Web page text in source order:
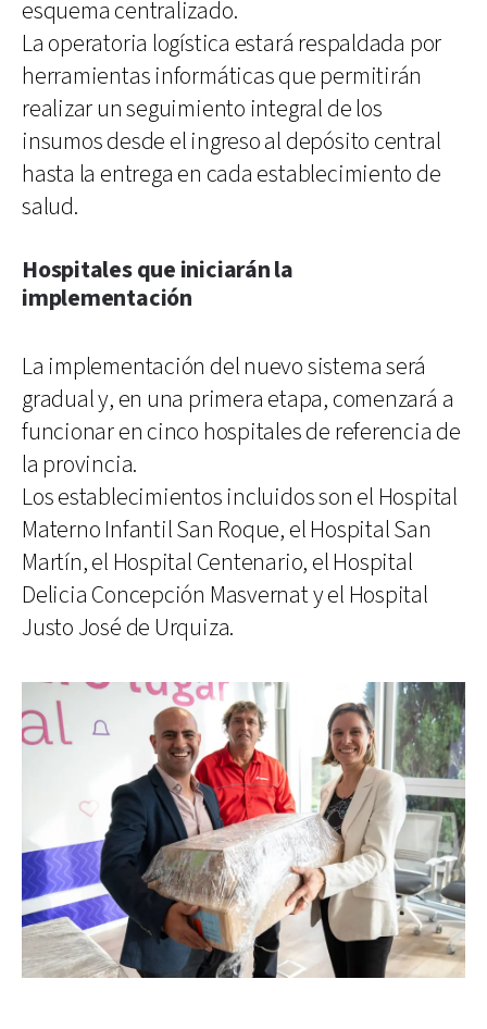
esquema centralizado.
La operatoria logística estará respaldada por
herramientas informáticas que permitirán
realizar un seguimiento integral de los
insumos desde el ingreso al depósito central
hasta la entrega en cada establecimiento de
salud.
Hospitales que iniciarán la
implementación
La implementación del nuevo sistema será
gradual y, en una primera etapa, comenzará a
funcionar en cinco hospitales de referencia de
la provincia.
Los establecimientos incluidos son el Hospital
Materno Infantil San Roque, el Hospital San
Martín, el Hospital Centenario, el Hospital
Delicia Concepción Masvernat y el Hospital
Justo José de Urquiza.